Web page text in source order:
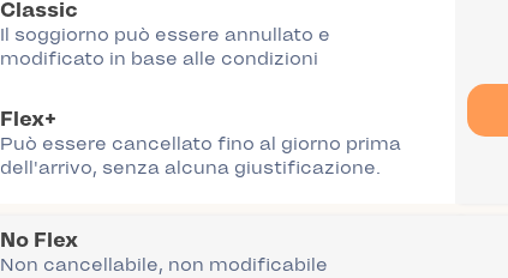
Classic
Il soggiorno può essere annullato e
modificato in base alle condizioni
Flex+
Può essere cancellato fino al giorno prima
dell'arrivo, senza alcuna giustificazione.
No Flex
Non cancellabile, non modificabile